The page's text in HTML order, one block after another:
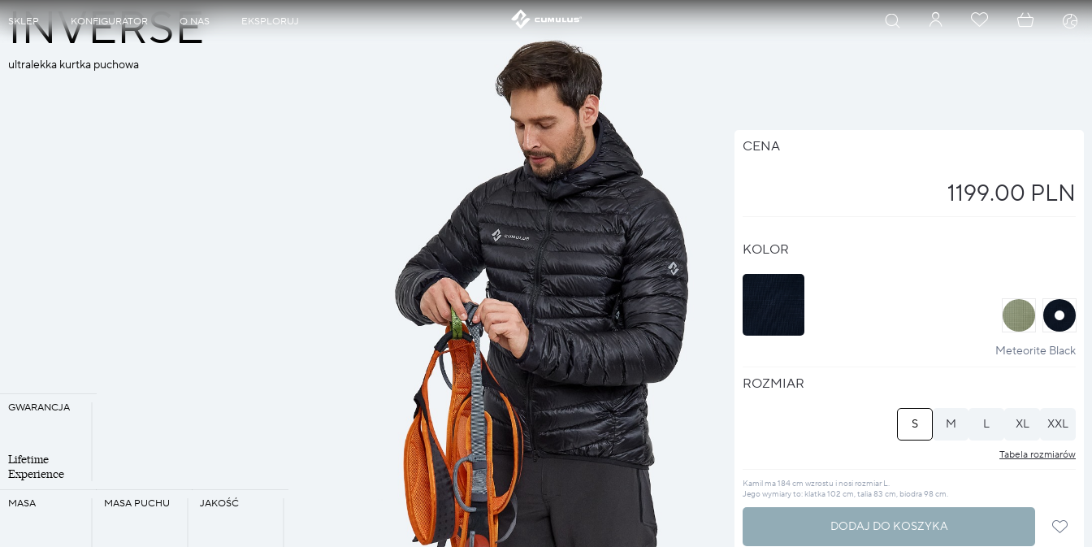
SKLEP KONFIGURATOR O NAS EKSPLORUJ
INVERSE
ultralekka kurtka puchowa
MASA JAKOŚĆ
MASA PUCHU
GWARANCJA
Lifetime
Experience
CENA
1199.00 PLN
KOLOR
halo
halo
?
Meteorite Black
ROZMIAR
XXL
XL
L
M
S
Tabela rozmiarów
Kamil ma 184 cm wzrostu i nosi rozmiar L.
Jego wymiary to: klatka 102 cm, talia 83 cm, biodra 98 cm.
DODAJ DO KOSZYKA